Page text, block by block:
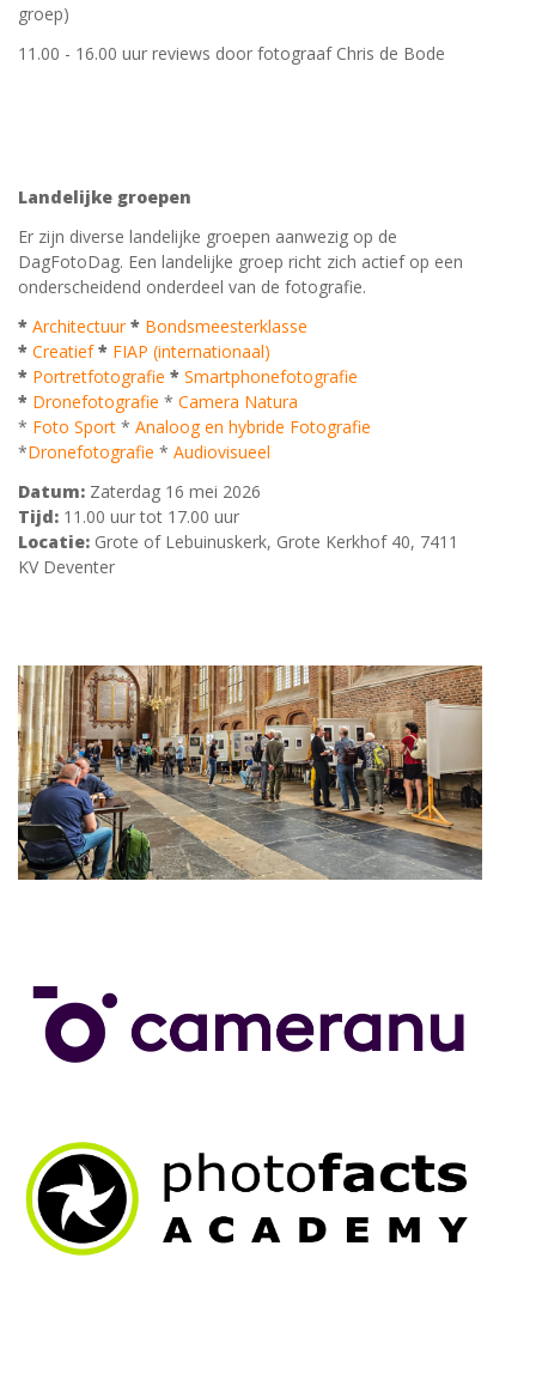
groep)
11.00 - 16.00 uur reviews door fotograaf Chris de Bode
Landelijke groepen
Er zijn diverse landelijke groepen aanwezig op de
DagFotoDag. Een landelijke groep richt zich actief op een
onderscheidend onderdeel van de fotografie.
* Architectuur * Bondsmeesterklasse
* Creatief * FIAP (internationaal)
* Portretfotografie * Smartphonefotografie
* Dronefotografie * Camera Natura
* Foto Sport * Analoog en hybride Fotografie
*Dronefotografie * Audiovisueel
Datum: Zaterdag 16 mei 2026
Tijd: 11.00 uur tot 17.00 uur
Locatie: Grote of Lebuinuskerk, Grote Kerkhof 40, 7411
KV Deventer